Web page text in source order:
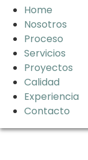
Home
Nosotros
Proceso
Servicios
Proyectos
Calidad
Experiencia
Contacto